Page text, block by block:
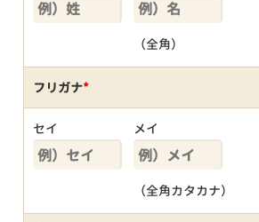
（全角）
フリガナ*
セイ メイ
（全角カタカナ）